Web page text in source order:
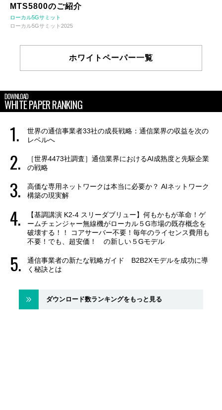
MTS5800のご紹介
ローカル5Gサミット
ローカル5Gサミット2025
ホワイトペーパー一覧
DOWNLOAD
WHITE PAPER RANKING
世界の通信事業者33社の成長戦略：通信業界の収益を次の
レベルへ
［世界4473社調査］通信業界におけるAI成熟度と先駆企業
の戦略
高価な専用ネットワークは本当に必要か？ AIネットワーク
構築の現実解
【基調講演 K2-4 スリーダブリュー】何もかもが革命！ゲ
ームチェンジャー無線機がローカル５G市場の既存概念を
破壊する！！ コアサーバー不要！毎年のライセンス費用も
不要！でも、超安価！ の新しい５Gモデル
通信事業者の新たな戦略ガイド B2B2Xモデルを成功に導
く秘訣とは
ダウンロード数ランキングをもっと見る